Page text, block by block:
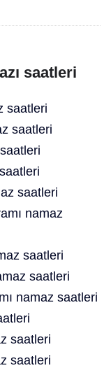
saatleri
saatleri
saatleri
saatleri
namaz
saatleri
saatleri
namaz saatleri
saatleri
saatleri